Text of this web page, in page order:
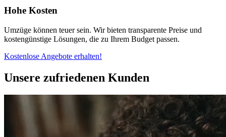
Hohe Kosten
Umzüge können teuer sein. Wir bieten transparente Preise und
kostengünstige Lösungen, die zu Ihrem Budget passen.
Kostenlose Angebote erhalten!
Unsere zufriedenen Kunden